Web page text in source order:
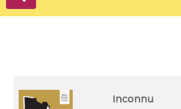
Inconnu